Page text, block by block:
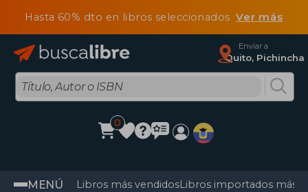
Hasta 60% dto en libros seleccionadosVer más
Enviar a
Quito, Pichincha
0
MENÚ Libros más vendidosLibros importados más